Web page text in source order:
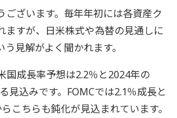
ございます。毎年年初には各資産ク
ますが、日米株式や為替の見通しに
見解がよく聞かれます。
国成長率予想は2.2％と2024年の
見込みです。FOMCでは2.1％成長と
こちらも鈍化が見込まれています。